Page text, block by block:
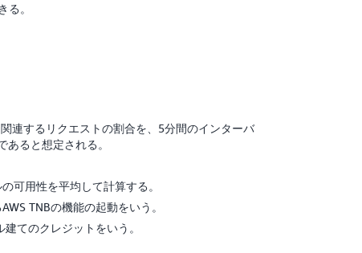
。
連するリクエストの割合を、5分間のインターバ
ると想定される。
可用性を平均して計算する。
TNBの機能の起動をいう。
てのクレジットをいう。